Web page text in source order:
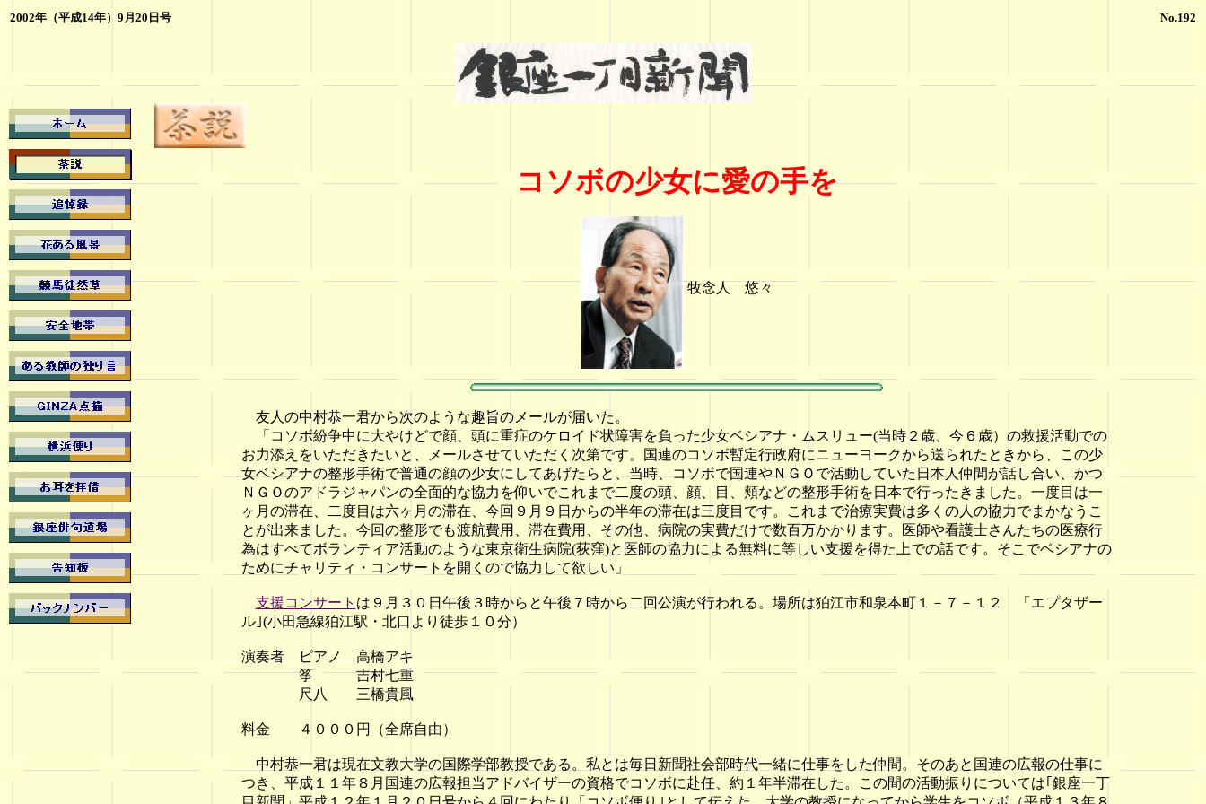
2002年（平成14年）9月20日号 No.192
コソボの少女に愛の手を
牧念人 悠々
友人の中村恭一君から次のような趣旨のメールが届いた。
「コソボ紛争中に大やけどで顔、頭に重症のケロイド状障害を負った少女ベシアナ・ムスリュー(当時２歳、今６歳）の救援活動での
お力添えをいただきたいと、メールさせていただく次第です。国連のコソボ暫定行政府にニューヨークから送られたときから、この少
女ベシアナの整形手術で普通の顔の少女にしてあげたらと、当時、コソボで国連やＮＧＯで活動していた日本人仲間が話し合い、かつ
ＮＧＯのアドラジャパンの全面的な協力を仰いでこれまで二度の頭、顔、目、頬などの整形手術を日本で行ったきました。一度目は一
ヶ月の滞在、二度目は六ヶ月の滞在、今回９月９日からの半年の滞在は三度目です。これまで治療実費は多くの人の協力でまかなうこ
とが出来ました。今回の整形でも渡航費用、滞在費用、その他、病院の実費だけで数百万かかります。医師や看護士さんたちの医療行
為はすべてボランティア活動のような東京衛生病院(荻窪)と医師の協力による無料に等しい支援を得た上での話です。そこでベシアナの
ためにチャリティ・コンサートを開くので協力して欲しい」
支援コンサート は９月３０日午後３時からと午後７時から二回公演が行われる。場所は狛江市和泉本町１－７－１２ 「エプタザー
ル｣(小田急線狛江駅・北口より徒歩１０分）
演奏者 ピアノ 高橋アキ
筝 吉村七重
尺八 三橋貴風
料金 ４０００円（全席自由）
中村恭一君は現在文教大学の国際学部教授である。私とは毎日新聞社会部時代一緒に仕事をした仲間。そのあと国連の広報の仕事に
つき、平成１１年８月国連の広報担当アドバイザーの資格でコソボに赴任、約１年半滞在した。この間の活動振りについては｢銀座一丁